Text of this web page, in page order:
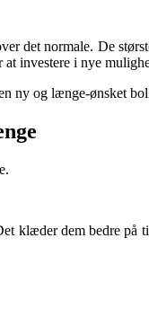
det normale. De
investere i nye
og længe-ønsket
klæder dem bedre